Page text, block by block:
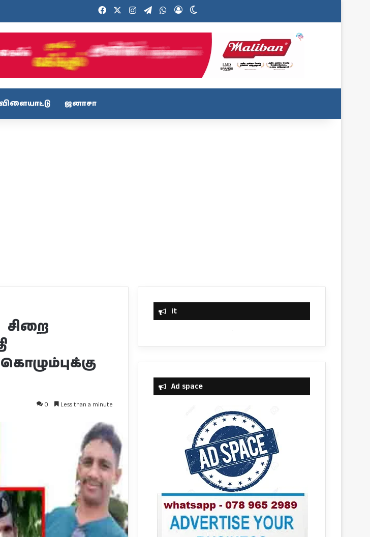
FacebookInstagramTelegramWhatsApp
Log In
ஜனாசா
சிறை
0 Less than a minute
it
Ad space